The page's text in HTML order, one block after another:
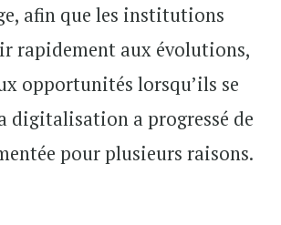
afin que les institutions
rapidement aux évolutions,
opportunités lorsqu’ils se
digitalisation a progressé de
pour plusieurs raisons.